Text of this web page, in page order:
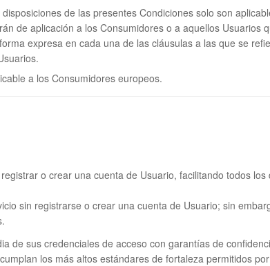
de las presentes Condiciones solo son
de aplicación a los Consumidores o a aquellos
expresa en cada una de las cláusulas a las que se
a los Consumidores europeos.
o crear una cuenta de Usuario, facilitando todos
sin registrarse o crear una cuenta de Usuario; sin
de sus credenciales de acceso con garantías de
los más altos estándares de fortaleza permitidos